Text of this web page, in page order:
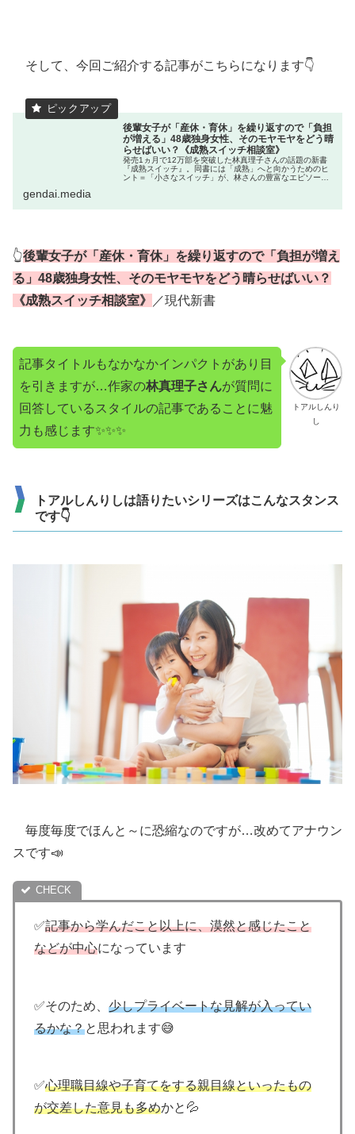
そして、今回ご紹介する記事がこちらになります👇
後輩女子が「産休・育休」を繰り返すので「負担
が増える」48歳独身女性、そのモヤモヤをどう晴
らせばいい？《成熟スイッチ相談室》
発売1ヵ月で12万部を突破した林真理子さんの話題の新書
『成熟スイッチ』。同書には「成熟」へと向かうためのヒ
ント＝「小さなスイッチ」が、林さんの豊富なエピソード
gendai.media
👆後輩女子が「産休・育休」を繰り返すので「負担が増え
る」48歳独身女性、そのモヤモヤをどう晴らせばいい？
《成熟スイッチ相談室》
／現代新書
トアルしんり
し
記事タイトルもなかなかインパクトがあり目
を引きますが…作家の林真理子さんが質問に
回答しているスタイルの記事であることに魅
力も感じます✨✨✨
トアルしんりしは語りたいシリーズはこんなスタンス
です👇
毎度毎度でほんと～に恐縮なのですが…改めてアナウン
スです📣
✅記事から学んだこと以上に、漠然と感じたこと
などが中心になっています
✅そのため、 少しプライベートな見解が入ってい
るかな？と思われます😅
✅心理職目線や子育てをする親目線といったもの
が交差した意見も多めかと💦